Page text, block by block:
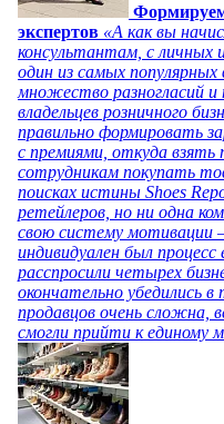
экспертов «А как вы
консультантам, с
один из самых
множество разногласий
владельцев розничного
правильно формировать
с премиями, откуда
сотрудникам покупать
поисках истины Shoes
ретейлеров, но ни одна
свою систему
индивидуален был
расспросили четырех
окончательно убедились
продавцов очень сложна,
смогли прийти к единому